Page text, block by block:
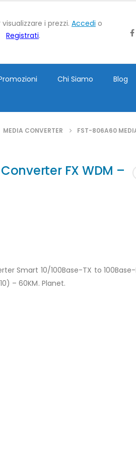
i prezzi. Accedi o
Registrati.
Chi Siamo Blog
MEDIA CONVERTER FST-806A60
FX WDM –
Smart 10/100Base-TX to 100Base-
– 60KM. Planet.